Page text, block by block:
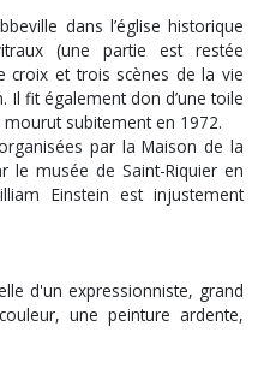
dans l’église historique
(une partie est restée
croix et trois scènes de la vie
Il fit également don d’une toile
mourut subitement en 1972.
par la Maison de la
le musée de Saint-Riquier en
Einstein est injustement
d'un expressionniste, grand
une peinture ardente,